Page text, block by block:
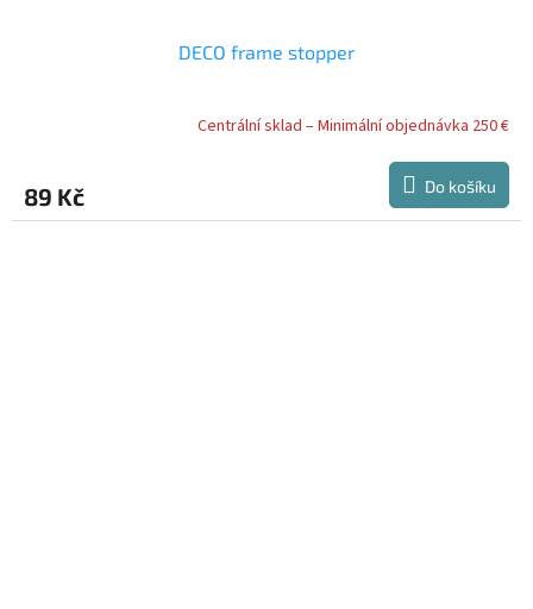
DECO frame stopper
Centrální sklad – Minimální objednávka 250 €
89 Kč Do košíku